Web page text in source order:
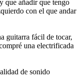
que añadir que tengo
con el que andar
guitarra fácil de tocar,
una electrificada
de sonido